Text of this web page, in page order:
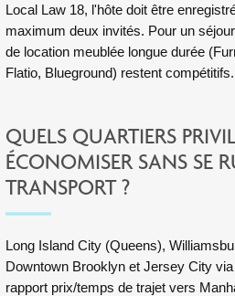
Local Law 18, l'hôte doit être
maximum deux invités. Pour un
de location meublée longue durée
Flatio, Blueground) restent compétitifs.
QUELS QUARTIERS
ÉCONOMISER SANS SE
TRANSPORT ?
Long Island City (Queens),
Downtown Brooklyn et Jersey City
rapport prix/temps de trajet vers